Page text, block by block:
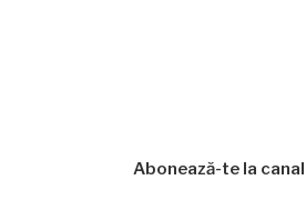
Abonează-te la